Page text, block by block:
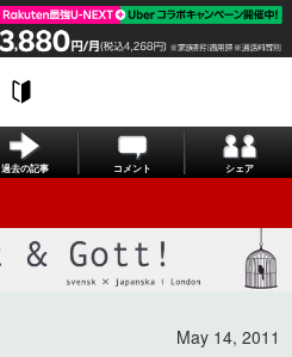
過去の記事 コメント シェア
May 14, 2011